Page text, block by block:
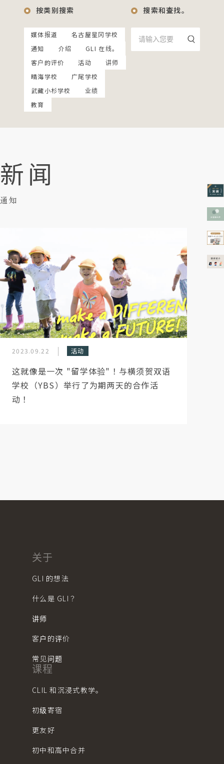
按类别搜索
媒体报道
名古屋星冈学校
通知
介绍
GLI 在线。
客户的评价
活动
讲师
晴海学校
广尾学校
武藏小杉学校
业绩
教育
搜索和查找。
新闻
通知
2023.09.22 活动
这就像是一次 "留学体验"！与横须贺双语
学校（YBS）举行了为期两天的合作活
动！
关于
GLI 的想法
什么是 GLI？
讲师
客户的评价
常见问题
课程
CLIL 和沉浸式教学。
初级寄宿
更友好
初中和高中合并